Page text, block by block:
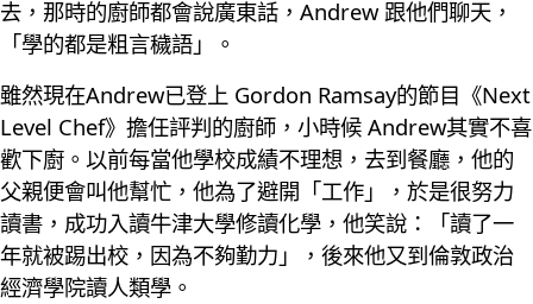
去，那時的廚師都會說廣東話，Andrew 跟他們聊天，
「學的都是粗言穢語」。
雖然現在Andrew已登上 Gordon Ramsay的節目《Next
Level Chef》擔任評判的廚師，小時候 Andrew其實不喜
歡下廚。以前每當他學校成績不理想，去到餐廳，他的
父親便會叫他幫忙，他為了避開「工作」，於是很努力
讀書，成功入讀牛津大學修讀化學，他笑說：「讀了一
年就被踢出校，因為不夠勤力」，後來他又到倫敦政治
經濟學院讀人類學。